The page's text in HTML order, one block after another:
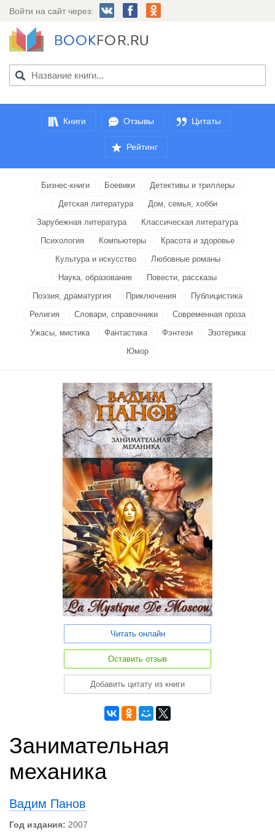
Войти на сайт через:
Книги Отзывы Цитаты
Рейтинг
Бизнес-книги Боевики
Детективы и триллеры
Детская литература
Дом, семья, хобби
Зарубежная литература
Классическая литература
Психология
Компьютеры
Красота и здоровье
Культура и искусство
Любовные романы
Наука, образование
Повести, рассказы
Поэзия, драматургия
Приключения
Публицистика
Религия
Словари, справочники
Современная проза
Ужасы, мистика
Фантастика Фэнтези
Эзотерика
Юмор
Читать онлайн
Оставить отзыв
Добавить цитату из книги
Занимательная
механика
Вадим Панов
Год издания: 2007